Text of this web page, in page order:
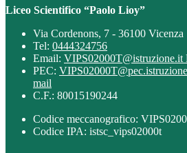
Liceo Scientifico “Paolo Lioy”
Via Cordenons, 7 - 36100 Vicenza
Tel: 0444324756
Email: VIPS02000T@istruzione.it
PEC:
mail
C.F.: 80015190244
Codice meccanografico:
Codice IPA: istsc_vips02000t